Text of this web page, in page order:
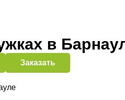
в
Заказать